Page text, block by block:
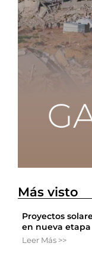
Más visto
Proyectos
en nueva etapa
Leer Más >>